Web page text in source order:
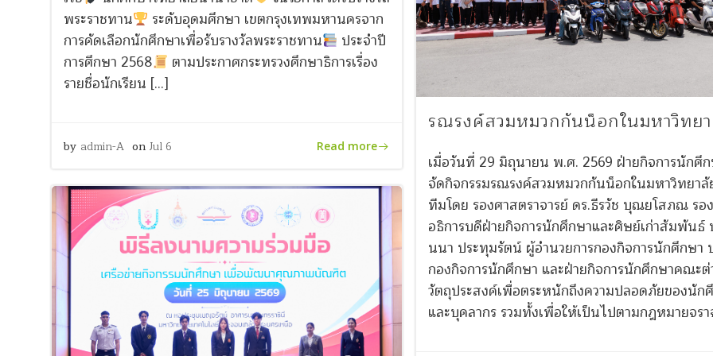
พระราชทาน
ระดับอุดมศึกษา เขตกรุงเทพมหานครจาก
การคัดเลือกนักศึกษาเพื่อรับรางวัลพระราชทาน
ประจำปี
การศึกษา 2568
ตามประกาศกระทรวงศึกษาธิการเรื่อง
รายชื่อนักเรียน […]
by admin-A on Jul 6 Read more
รณรงค์สวมหมวกกันน็อกในมหาวิทย
เมื่อวันที่ 29 มิถุนายน พ.ศ. 2569 ฝ่ายกิจการนักศึ
จัดกิจกรรมรณรงค์สวมหมวกกันน็อกในมหาวิทยา
ทีมโดย รองศาสตราจารย์ ดร.ธีรวัช บุณยโสภณ รอ
อธิการบดีฝ่ายกิจการนักศึกษาและศิษย์เก่าสัมพันธ์
นนา ประทุมรัตน์ ผู้อำนวยการกองกิจการนักศึกษา
กองกิจการนักศึกษา และฝ่ายกิจการนักศึกษาคณะต่
วัตถุประสงค์เพื่อตระหนักถึงความปลอดภัยของนัก
และบุคลากร รวมทั้งเพื่อให้เป็นไปตามกฎหมายจร